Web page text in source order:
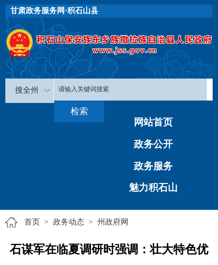
甘肃政务服务网·积石山县
搜全州
网站首页
政务公开
政务服务
魅力积石山
首页 > 政务动态 > 州政府网
石谋军在临夏调研时强调：壮大特色优